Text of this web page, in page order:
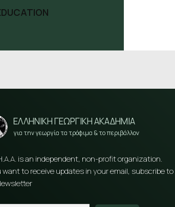
ΕΛΛΗΝΙΚΗ ΓΕΩΡΓΙΚΗ ΑΚΑΔΗΜΙΑ
για την γεωργία τα τρόφιμα & το περιβάλλον
is an independent, non-profit organization.
want to receive updates in your email, subscribe to